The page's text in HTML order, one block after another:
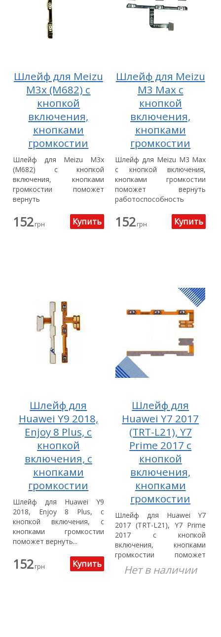
Шлейф для Meizu
M3x (M682) с
кнопкой
включения,
кнопками
громкостии
Шлейф для Meizu M3x
(M682) с кнопкой
включения, кнопками
громкостии поможет
вернуть
вашего...
152грн
Шлейф для Meizu
M3 Max с
кнопкой
включения,
кнопками
громкостии
Шлейф для Meizu M3 Max
с кнопкой включения,
кнопками громкостии
поможет вернуть
работоспособность
152грн
Шлейф для
Huawei Y9 2018,
Enjoy 8 Plus, с
кнопкой
включения, с
кнопками
громкостии
Шлейф для Huawei Y9
2018, Enjoy 8 Plus, с
кнопкой включения, с
кнопками громкостии
поможет вернуть...
152грн
Шлейф для
Huawei Y7 2017
(TRT-L21), Y7
Prime 2017 с
кнопкой
включения,
кнопками
громкостии
Шлейф для Huawei Y7
2017 (TRT-L21), Y7 Prime
2017 с кнопкой
включения, кнопками
громкостии поможет
вернуть...
Нет в наличии